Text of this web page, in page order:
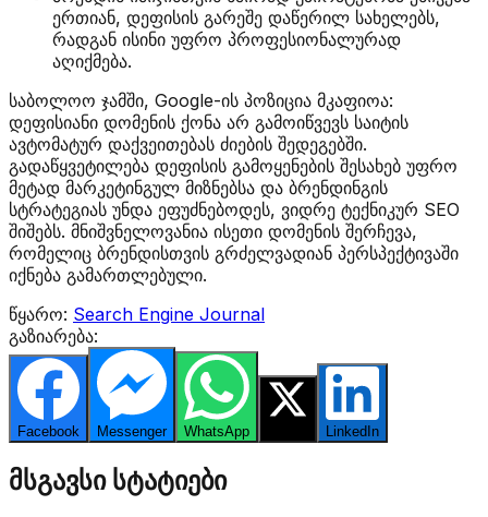
ერთიან, დეფისის გარეშე დაწერილ სახელებს,
რადგან ისინი უფრო პროფესიონალურად
აღიქმება.
საბოლოო ჯამში, Google-ის პოზიცია მკაფიოა:
დეფისიანი დომენის ქონა არ გამოიწვევს საიტის
ავტომატურ დაქვეითებას ძიების შედეგებში.
გადაწყვეტილება დეფისის გამოყენების შესახებ უფრო
მეტად მარკეტინგულ მიზნებსა და ბრენდინგის
სტრატეგიას უნდა ეფუძნებოდეს, ვიდრე ტექნიკურ SEO
შიშებს. მნიშვნელოვანია ისეთი დომენის შერჩევა,
რომელიც ბრენდისთვის გრძელვადიან პერსპექტივაში
იქნება გამართლებული.
წყარო: Search Engine Journal
გაზიარება:
Facebook Messenger WhatsApp LinkedIn
მსგავსი სტატიები